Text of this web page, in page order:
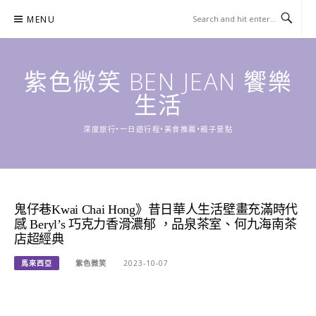
content
MENU
紫色微笑 BEN JEAN 饗樂
生活
深度旅行•一日遊行程•美食推薦•親子景點
鬼仔巷Kwai Chai Hong》昔日華人生活壁畫充滿時代
感 Beryl’s 巧克力香滑濃郁 ，品泉茶室、何九海南茶
店超經典
馬來西亞 紫色微笑 2023-10-07